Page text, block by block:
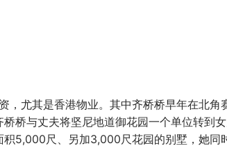
，尤其是香港物业。其中齐桥桥早年在北角
桥与丈夫将坚尼地道御花园一个单位转到
5,000尺、另加3,000尺花园的别墅，她同